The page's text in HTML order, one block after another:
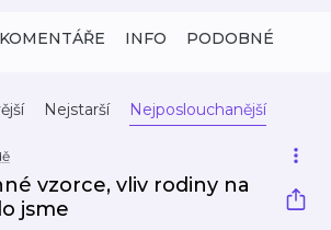
KOMENTÁŘE INFO PODOBNÉ
Nejstarší Nejposlouchanější
vzorce, vliv rodiny na
jsme